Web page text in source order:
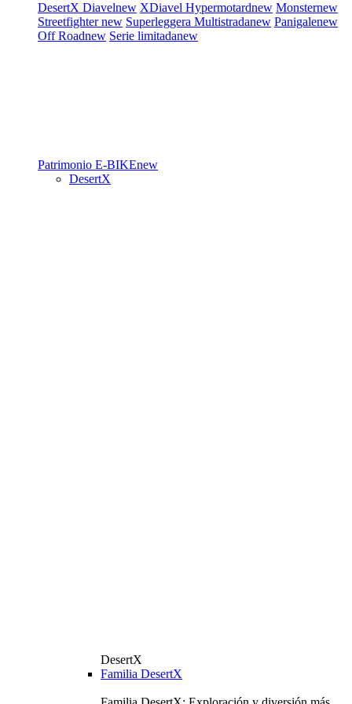
DesertX Diavelnew XDiavel Hypermotardnew Monsternew
Streetfighternew Superleggera Multistradanew Panigalenew
Off Roadnew Serie limitadanew
Patrimonio E-BIKEnew
DesertX
DesertX
Familia DesertX